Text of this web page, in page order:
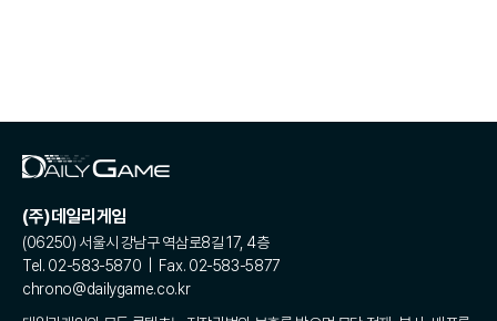
(주)데일리게임
(06250) 서울시 강남구 역삼로8길 17, 4층
Tel. 02-583-5870 | Fax. 02-583-5877
chrono@dailygame.co.kr